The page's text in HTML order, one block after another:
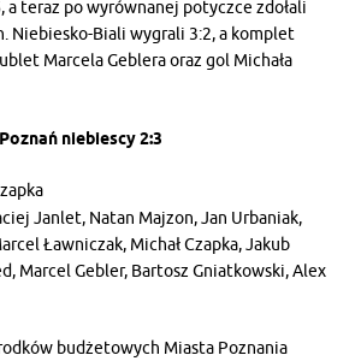
a teraz po wyrównanej potyczce zdołali
Niebiesko-Biali wygrali 3:2, a komplet
Marcela Geblera oraz gol Michała
niebiescy 2:3
Janlet, Natan Majzon, Jan Urbaniak,
Ławniczak, Michał Czapka, Jakub
Marcel Gebler, Bartosz Gniatkowski, Alex
budżetowych Miasta Poznania